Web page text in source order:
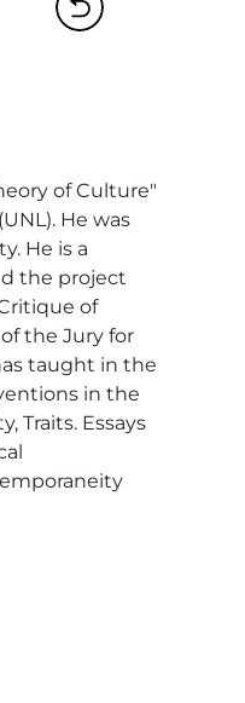
of Culture"
He was
He is a
the project
of
the Jury for
taught in the
in the
Traits. Essays